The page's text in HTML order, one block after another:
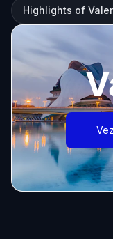
Highlights of